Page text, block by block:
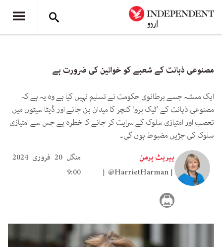
مصنوعی ذہانت کے شعبے کو خواتین کی ضرورت ہے
ایک مسئلہ جسے برطانوی حکومت نے تسلیم نہیں کیا ہے وہ یہ ہے کہ
مصنوعی ذہانت کے ’ٹیک برو‘ کلچر کا میدان بن جانے اور ڈیٹا سیٹوں میں
تعصب اور امتیازی سلوک کے سرایت کر جانے کا خطرہ ہے جس سے امتیازی
سلوک کی جڑیں مضبوط ہوں گی۔
ہیریٹ ہرمن
@HarrietHarman
منگل 20 فروری 2024
9:00